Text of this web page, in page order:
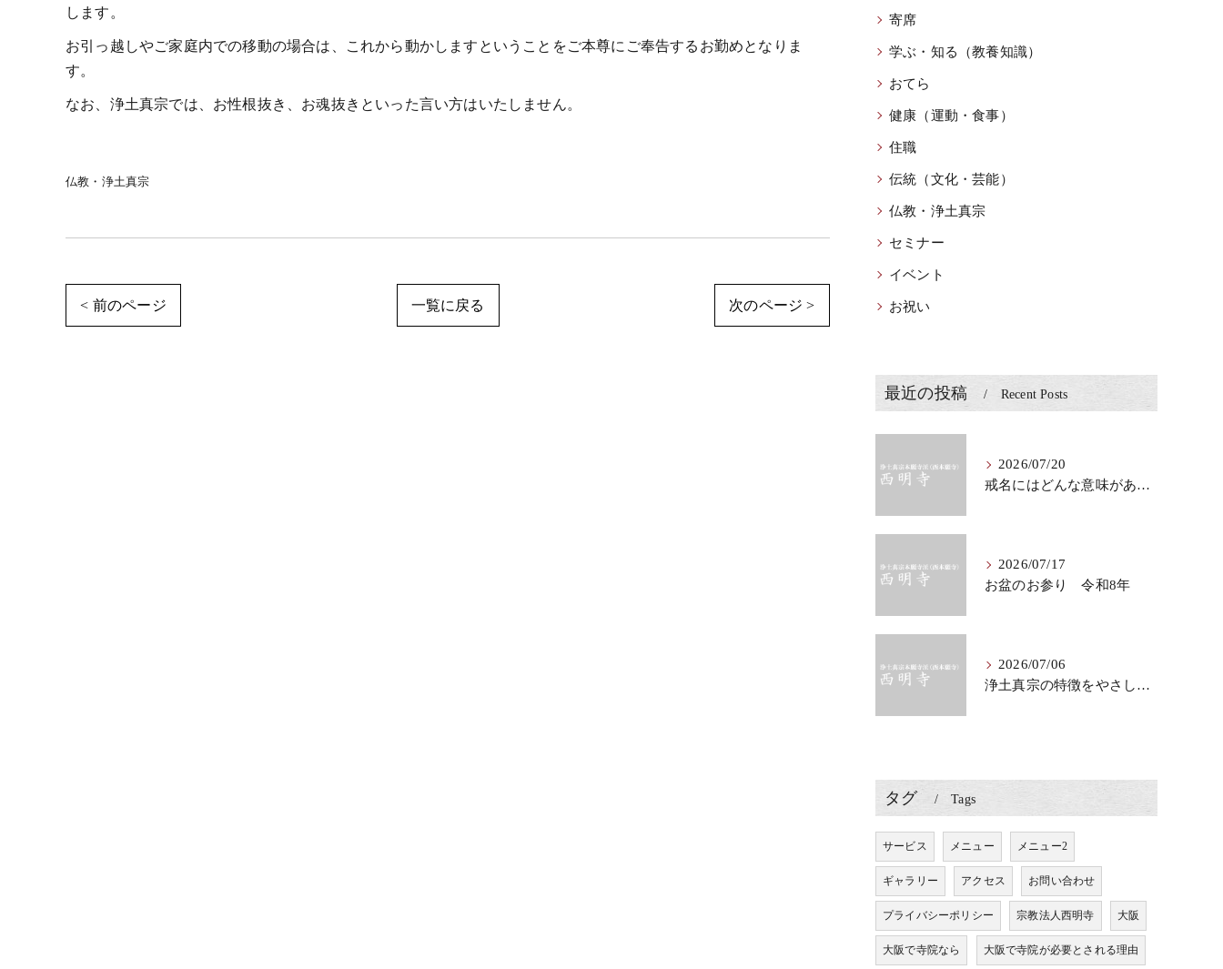
します。
お引っ越しやご家庭内での移動の場合は、これから動かしますということをご本尊にご奉告するお勤めとなりま
す。
なお、浄土真宗では、お性根抜き、お魂抜きといった言い方はいたしません。
仏教・浄土真宗
< 前のページ 一覧に戻る 次のページ >
寄席
学ぶ・知る（教養知識）
おてら
健康（運動・食事）
住職
伝統（文化・芸能）
仏教・浄土真宗
セミナー
イベント
お祝い
最近の投稿 Recent Posts
2026/07/20
戒名にはどんな意味がある？法要で知りたい仏教の心
2026/07/17
お盆のお参り 令和8年
2026/07/06
浄土真宗の特徴をやさしく知る、法要に表れる教え
タグ Tags
サービス メニュー メニュー2
ギャラリー アクセス お問い合わせ
プライバシーポリシー 宗教法人西明寺 大阪
大阪で寺院なら 大阪で寺院が必要とされる理由